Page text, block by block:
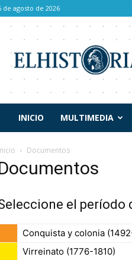
de agosto de 2026
Historiador
INICIO MULTIMEDIA
Documentos
el período
Conquista y colonia
Virreinato (1776-1810)